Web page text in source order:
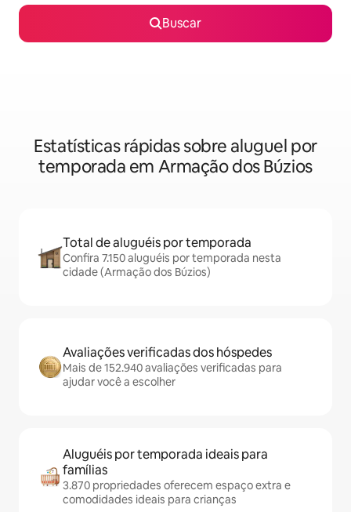
Buscar
Estatísticas rápidas sobre aluguel por
temporada em Armação dos Búzios
Total de aluguéis por temporada
Confira 7.150 aluguéis por temporada nesta
cidade (Armação dos Búzios)
Avaliações verificadas dos hóspedes
Mais de 152.940 avaliações verificadas para
ajudar você a escolher
Aluguéis por temporada ideais para
famílias
3.870 propriedades oferecem espaço extra e
comodidades ideais para crianças